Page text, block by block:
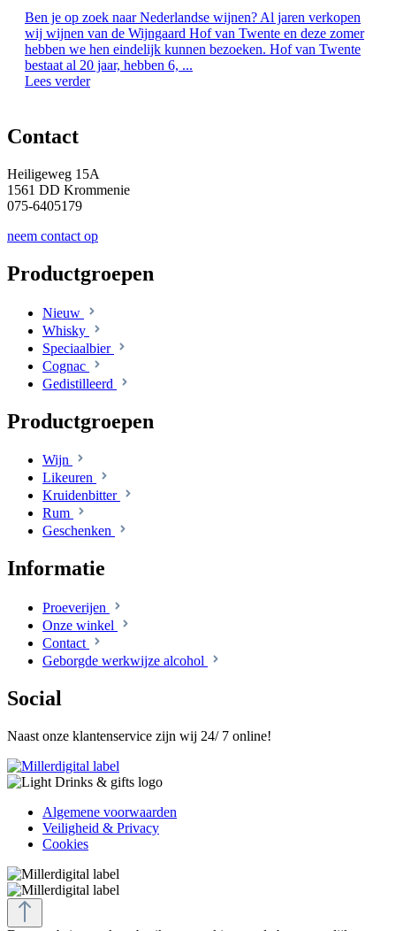
Ben je op zoek naar Nederlandse wijnen? Al jaren verkopen
wij wijnen van de Wijngaard Hof van Twente en deze zomer
hebben we hen eindelijk kunnen bezoeken. Hof van Twente
bestaat al 20 jaar, hebben 6, ...
Lees verder
Contact
Heiligeweg 15A
1561 DD Krommenie
075-6405179
neem contact op
Productgroepen
Nieuw
Whisky
Speciaalbier
Cognac
Gedistilleerd
Productgroepen
Wijn
Likeuren
Kruidenbitter
Rum
Geschenken
Informatie
Proeverijen
Onze winkel
Contact
Geborgde werkwijze alcohol
Social
Naast onze klantenservice zijn wij 24/ 7 online!
Algemene voorwaarden
Veiligheid & Privacy
Cookies